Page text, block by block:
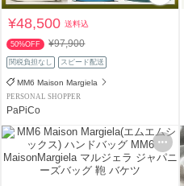
¥48,500送料込
50%OFF ¥97,900
関税負担なし スピード配送
MM6 Maison Margiela
PERSONAL SHOPPER
PaPiCo